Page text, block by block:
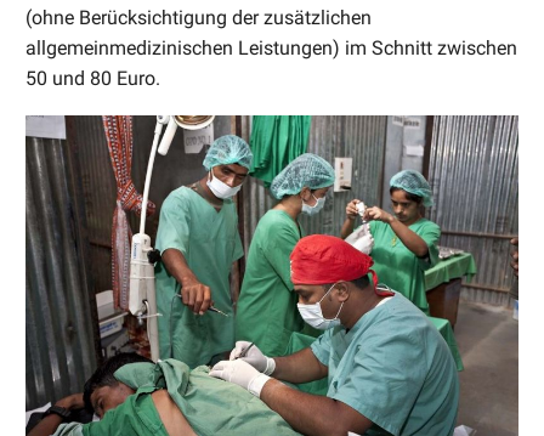
(ohne Berücksichtigung der zusätzlichen
allgemeinmedizinischen Leistungen) im Schnitt zwischen
50 und 80 Euro.